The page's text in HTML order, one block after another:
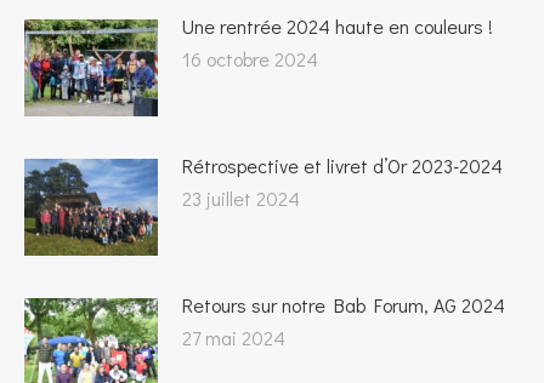
Une rentrée 2024 haute en couleurs !
16 octobre 2024
Rétrospective et livret d’Or 2023-2024
23 juillet 2024
Retours sur notre Bab Forum, AG 2024
27 mai 2024